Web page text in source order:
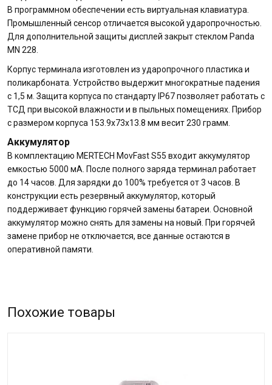
В программном обеспечении есть виртуальная клавиатура.
Промышленный сенсор отличается высокой ударопрочностью.
Для дополнительной защиты дисплей закрыт стеклом Panda
MN 228.
Корпус терминала изготовлен из ударопрочного пластика и
поликарбоната. Устройство выдержит многократные падения
с 1,5 м. Защита корпуса по стандарту IP67 позволяет работать с
ТСД при высокой влажности и в пыльных помещениях. Прибор
с размером корпуса 153.9х73х13.8 мм весит 230 грамм.
Аккумулятор
В комплектацию MERTECH MovFast S55 входит аккумулятор
емкостью 5000 мА. После полного заряда терминал работает
до 14 часов. Для зарядки до 100% требуется от 3 часов. В
конструкции есть резервный аккумулятор, который
поддерживает функцию горячей замены батареи. Основной
аккумулятор можно снять для замены на новый. При горячей
замене прибор не отключается, все данные остаются в
оперативной памяти.
Похожие товары